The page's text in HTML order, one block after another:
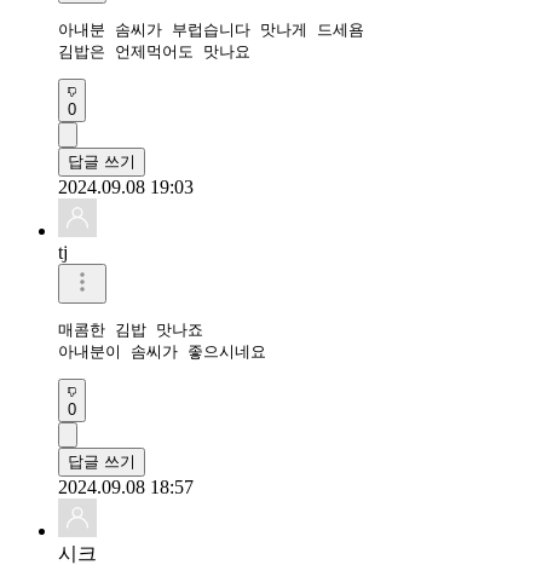
아내분 솜씨가 부럽습니다 맛나게 드세욤
김밥은 언제먹어도 맛나요
0
답글 쓰기
2024.09.08 19:03
tj
매콤한 김밥 맛나죠
아내분이 솜씨가 좋으시네요
0
답글 쓰기
2024.09.08 18:57
시크